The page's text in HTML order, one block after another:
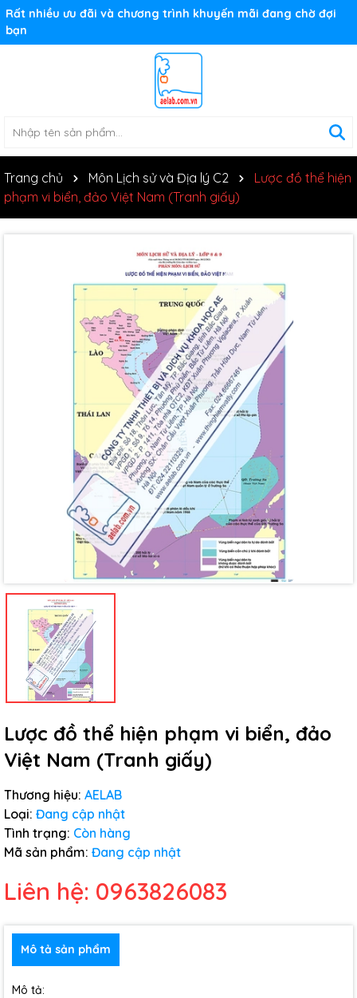
Rất nhiều ưu đãi và chương trình khuyến mãi đang chờ đợi
bạn
Trang chủ Môn Lịch sử và Địa lý C2
Lược đồ thể hiện
phạm vi biển, đảo Việt Nam (Tranh giấy)
Lược đồ thể hiện phạm vi biển, đảo
Việt Nam (Tranh giấy)
Thương hiệu: AELAB
Loại: Đang cập nhật
Tình trạng: Còn hàng
Mã sản phẩm: Đang cập nhật
Liên hệ: 0963826083
Mô tả sản phẩm
Mô tả: